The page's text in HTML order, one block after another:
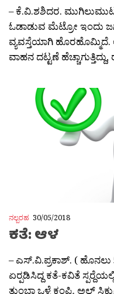
– ಕೆ.ವಿ.ಶಶಿದರ.
ಓಡಾಡುವ ಮೆಟ್ರೋ ಇಂದು
ವ್ಯವಸ್ತೆಯಾಗಿ ಹೊರಹೊಮ್ಮಿದೆ.
ವಾಹನ ದಟ್ಟಣೆ
ನಲ್ಬರಹ 30/05/2018
ಕತೆ: ಆಳ
– ಎಸ್.ವಿ.ಪ್ರಕಾಶ್. ( ಹೊನಲು
ಏರ‍್ಪಡಿಸಿದ್ದ ಕತೆ-ಕವಿತೆ
ತುಂಬಾ ಒಳ್ಳೆ ಕಂಪ್ನಿ. ಅಲ್